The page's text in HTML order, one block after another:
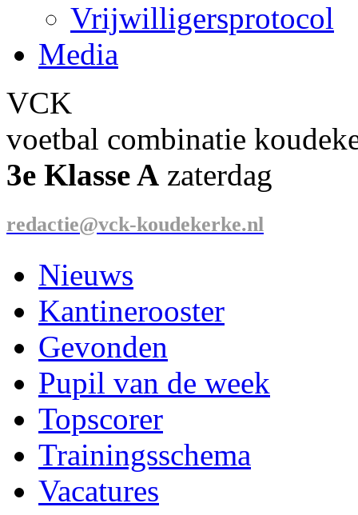
Vrijwilligersprotocol
Media
VCK
voetbal combinatie
3e Klasse A zaterdag
redactie@vck-koudekerke.nl
Nieuws
Kantinerooster
Gevonden
Pupil van de week
Topscorer
Trainingsschema
Vacatures